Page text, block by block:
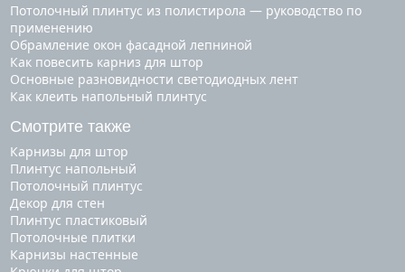
Потолочный плинтус из полистирола — руководство по
применению
Обрамление окон фасадной лепниной
Как повесить карниз для штор
Основные разновидности светодиодных лент
Как клеить напольный плинтус
Смотрите также
карнизы для штор
плинтус напольный
потолочный плинтус
декор для стен
плинтус пластиковый
потолочные плитки
карнизы настенные